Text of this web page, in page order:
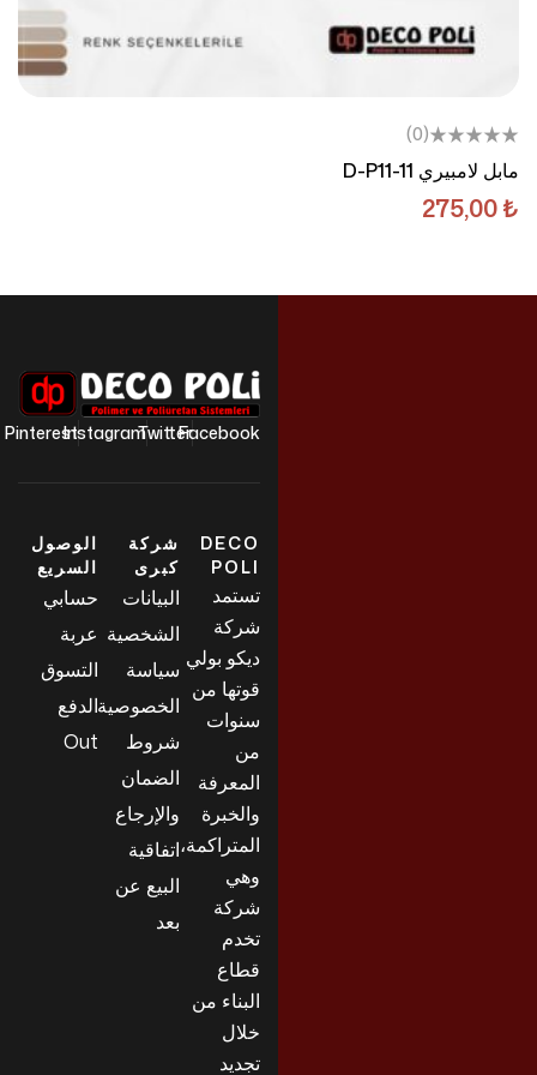
(0)
مابل لامبيري D-P11-11
275,00₺
Facebook
Twitter
Instagram
Pinterest
DECO
POLI
تستمد
شركة
ديكو بولي
قوتها من
سنوات
من
المعرفة
والخبرة
المتراكمة،
وهي
شركة
تخدم
قطاع
البناء من
خلال
تجديد
شركة
كبرى
البيانات
الشخصية
سياسة
الخصوصية
شروط
الضمان
والإرجاع
اتفاقية
البيع عن
بعد
الوصول
السريع
حسابي
عربة
التسوق
الدفع
Out